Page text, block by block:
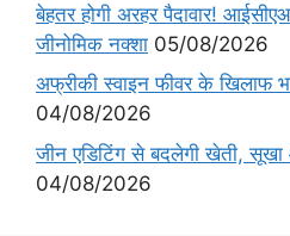
बेहतर होगी अरहर पैदावार!
जीनोमिक नक्शा 05/08/2026
अफ्रीकी स्वाइन फीवर के खिलाफ
04/08/2026
जीन एडिटिंग से बदलेगी खेती,
04/08/2026